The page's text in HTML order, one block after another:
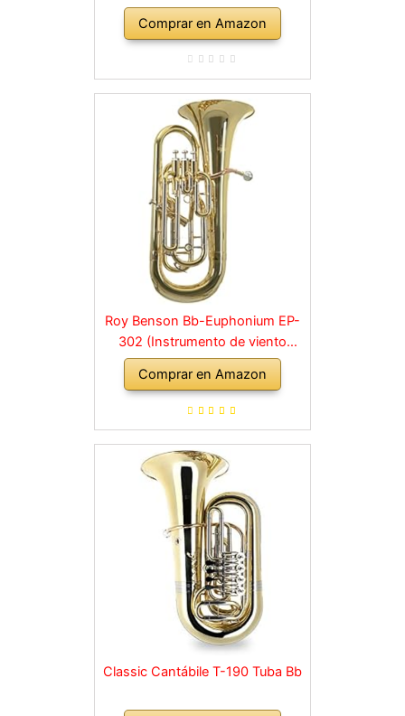
De Llave C Lacado Dorado
Comprar en Amazon
Roy Benson Bb-Euphonium EP-
302 (Instrumento de viento
profesional, con tudel de latón
dorado, correderas exteriores de
alpaca, válvulas de acero
cómoda)
Comprar en Amazon
Classic Cantábile T-190 Tuba Bb